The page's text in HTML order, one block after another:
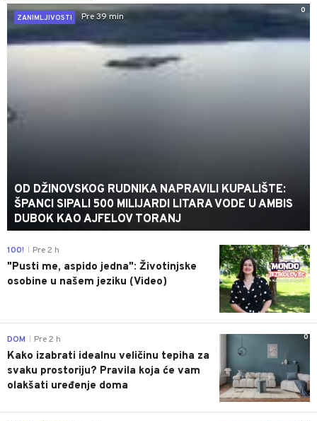
0
ZANIMLJIVOSTI
Pre 39 min
OD DŽINOVSKOG RUDNIKA NAPRAVILI KUPALIŠTE:
ŠPANCI SIPALI 500 MILIJARDI LITARA VODE U AMBIS
DUBOK KAO AJFELOV TORANJ
0
100! Pre 2 h
"Pusti me, aspido jedna": Životinjske
osobine u našem jeziku (Video)
0
DOM Pre 2 h
Kako izabrati idealnu veličinu tepiha za
svaku prostoriju? Pravila koja će vam
olakšati uređenje doma